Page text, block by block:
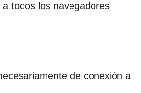
a todos los navegadores
de conexión a